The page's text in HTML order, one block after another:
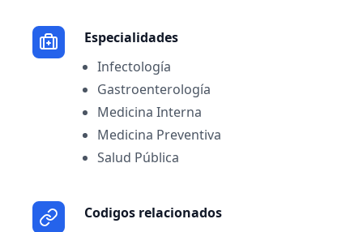
Especialidades
Infectología
Gastroenterología
Medicina Interna
Medicina Preventiva
Salud Pública
Codigos relacionados